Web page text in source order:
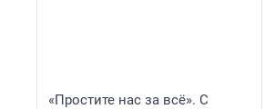
«Простите нас за всё». С